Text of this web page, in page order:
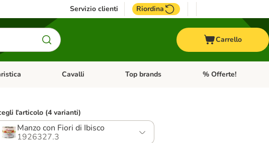
Servizio clienti Riordina
Carrello
Categoria: Uccelli Apri Menu Categoria: Acquaristica
Cavalli Apri Menu Categoria: Cavalli
Top brands Apri Menu Categoria:
% Offerte!
l'articolo (4 varianti)
Manzo con Fiori di Ibisco
1926327.3